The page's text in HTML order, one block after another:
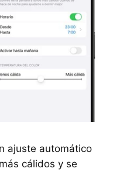
ajuste automático
cálidos y se